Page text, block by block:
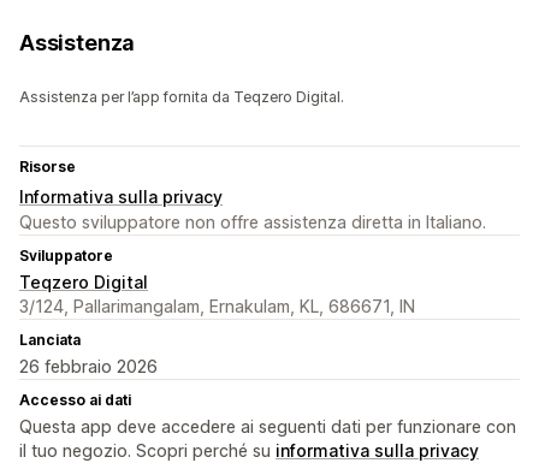
Assistenza
Assistenza per l’app fornita da Teqzero Digital.
Risorse
Informativa sulla privacy
Questo sviluppatore non offre assistenza diretta in Italiano.
Sviluppatore
Teqzero Digital
3/124, Pallarimangalam, Ernakulam, KL, 686671, IN
Lanciata
26 febbraio 2026
Accesso ai dati
Questa app deve accedere ai seguenti dati per funzionare con
il tuo negozio. Scopri perché su informativa sulla privacy